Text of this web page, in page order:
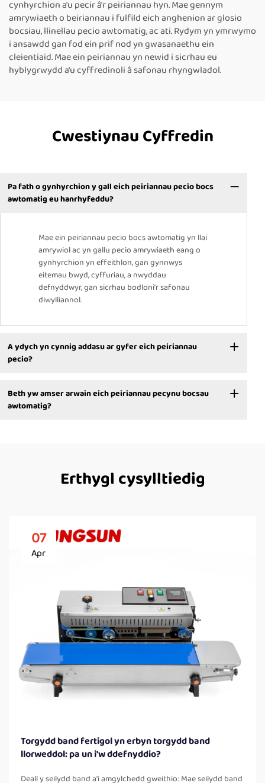
cynhyrchion a'u pecir â'r peiriannau hyn. Mae gennym
amrywiaeth o beiriannau i fulfild eich anghenion ar glosio
bocsiau, llinellau pecio awtomatig, ac ati. Rydym yn ymrwymo
i ansawdd gan fod ein prif nod yn gwasanaethu ein
cleientiaid. Mae ein peiriannau yn newid i sicrhau eu
hyblygrwydd a'u cyffredinoli â safonau rhyngwladol.
Cwestiynau Cyffredin
Pa fath o gynhyrchion y gall eich peiriannau pecio bocs
awtomatig eu hanrhyfeddu?
Mae ein peiriannau pecio bocs awtomatig yn llai
amrywiol ac yn gallu pecio amrywiaeth eang o
gynhyrchion yn effeithlon, gan gynnwys
eitemau bwyd, cyffuriau, a nwyddau
defnyddwyr, gan sicrhau bodloni'r safonau
diwylliannol.
A ydych yn cynnig addasu ar gyfer eich peiriannau
pecio?
Beth yw amser arwain eich peiriannau pecynu bocsau
awtomatig?
Erthygl cysylltiedig
07
Apr
Torgydd band fertigol yn erbyn torgydd band
llorweddol: pa un i'w ddefnyddio?
Deall y seilydd band a'i amgylchedd gweithio: Mae seilydd band